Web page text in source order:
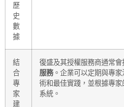
歷
史
數
據
結
合
專
家
建
復盛及其授權服務商通常會
服務。企業可以定期與專
術和最佳實踐，並根據專
系統。